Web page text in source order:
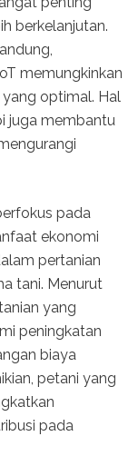
berkelanjutan.
memungkinkan
optimal. Hal
juga membantu
pada
ekonomi
pertanian
tani. Menurut
yang
peningkatan
biaya
petani yang
pada